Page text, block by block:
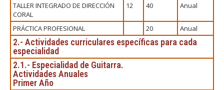
TALLER INTEGRADO DE DIRECCIÓN
CORAL
12 40 Anual
PRÁCTICA PROFESIONAL 20 Anual
2.- Actividades curriculares específicas para cada
especialidad
2.1.- Especialidad de Guitarra.
Actividades Anuales
Primer Año